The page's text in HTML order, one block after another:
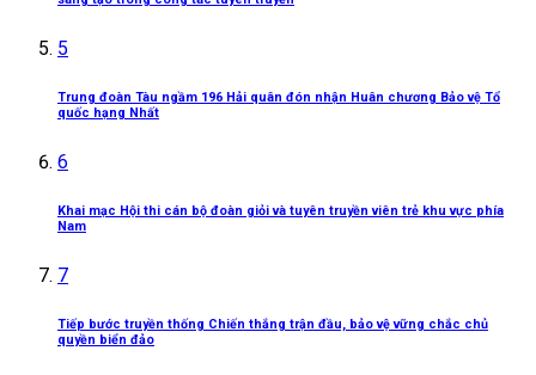
5
Trung đoàn Tàu ngầm 196 Hải quân đón nhận Huân chương Bảo vệ Tổ
quốc hạng Nhất
6
Khai mạc Hội thi cán bộ đoàn giỏi và tuyên truyền viên trẻ khu vực phía
Nam
7
Tiếp bước truyền thống Chiến thắng trận đầu, bảo vệ vững chắc chủ
quyền biển đảo